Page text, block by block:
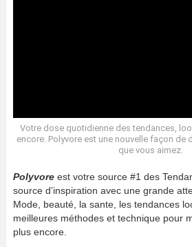
Votre dose quotidienne des tendances,
encore. Polyvore est une nouvelle façon de
que vous aimez.
Polyvore est votre source #1 des
source d’inspiration avec une grande
Mode, beauté, la sante, les tendances
meilleures méthodes et technique pour
plus encore.